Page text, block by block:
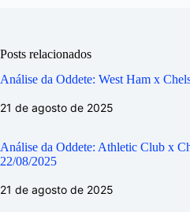
Posts relacionados
Análise da Oddete: West Ham x
21 de agosto de 2025
Análise da Oddete: Athletic Club x
22/08/2025
21 de agosto de 2025